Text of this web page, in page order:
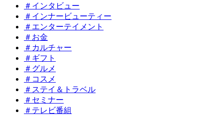
＃インタビュー
＃インナービューティー
＃エンターテイメント
＃お金
＃カルチャー
＃ギフト
＃グルメ
＃コスメ
＃ステイ＆トラベル
＃セミナー
＃テレビ番組